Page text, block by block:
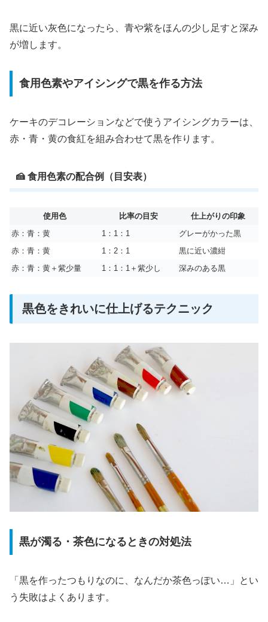
黒に近い灰色になったら、青や紫をほんの少し足すと深み
が増します。
食用色素やアイシングで黒を作る方法
ケーキのデコレーションなどで使うアイシングカラーは、
赤・青・黄の食紅を組み合わせて黒を作ります。
🍰 食用色素の配合例（目安表）
使用色 比率の目安
仕上がりの印象
赤：青：黄
1：1：1
グレーがかった黒
赤：青：黄
1：2：1
黒に近い濃紺
赤：青：黄＋紫少量
1：1：1＋紫少し 深みのある黒
黒色をきれいに仕上げるテクニック
黒が濁る・茶色になるときの対処法
「黒を作ったつもりなのに、なんだか茶色っぽい…」とい
う失敗はよくあります。